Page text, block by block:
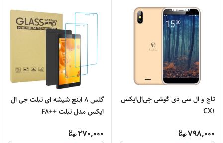
تاچ و ال سی دی گوشی جی‌ال‌ایکس
CX1
798,000
گلس 8 اینچ شیشه ای تبلت جی ال
ایکس مدل تبلت ++F8
270,000